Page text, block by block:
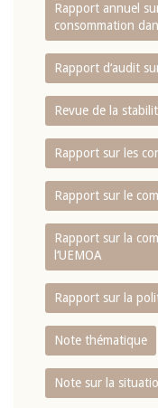
Rapport annuel
consommation
Rapport d‘audit
Revue de la
Rapport sur les
Rapport sur le
Rapport sur la
l‘UEMOA
Rapport sur la
Note thématique
Note sur la